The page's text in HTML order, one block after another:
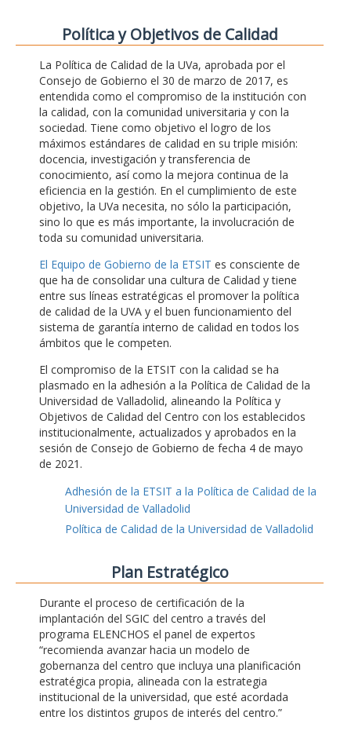
Polí­tica y Objetivos de Calidad
La Política de Calidad de la UVa, aprobada por el
Consejo de Gobierno el 30 de marzo de 2017, es
entendida como el compromiso de la institución con
la calidad, con la comunidad universitaria y con la
sociedad. Tiene como objetivo el logro de los
máximos estándares de calidad en su triple misión:
docencia, investigación y transferencia de
conocimiento, así como la mejora continua de la
eficiencia en la gestión. En el cumplimiento de este
objetivo, la UVa necesita, no sólo la participación,
sino lo que es más importante, la involucración de
toda su comunidad universitaria.
El Equipo de Gobierno de la ETSIT es consciente de
que ha de consolidar una cultura de Calidad y tiene
entre sus líneas estratégicas el promover la política
de calidad de la UVA y el buen funcionamiento del
sistema de garantía interno de calidad en todos los
ámbitos que le competen.
El compromiso de la ETSIT con la calidad se ha
plasmado en la adhesión a la Política de Calidad de la
Universidad de Valladolid, alineando la Política y
Objetivos de Calidad del Centro con los establecidos
institucionalmente, actualizados y aprobados en la
sesión de Consejo de Gobierno de fecha 4 de mayo
de 2021.
Adhesión de la ETSIT a la Política de Calidad de la
Universidad de Valladolid
Política de Calidad de la Universidad de Valladolid
Plan Estratégico
Durante el proceso de certificación de la
implantación del SGIC del centro a través del
programa ELENCHOS el panel de expertos
“recomienda avanzar hacia un modelo de
gobernanza del centro que incluya una planificación
estratégica propia, alineada con la estrategia
institucional de la universidad, que esté acordada
entre los distintos grupos de interés del centro.”